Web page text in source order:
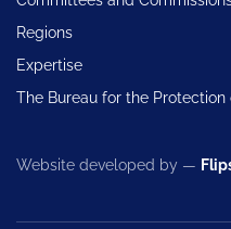
Regions
Expertise
The Bureau for the
Website developed by —